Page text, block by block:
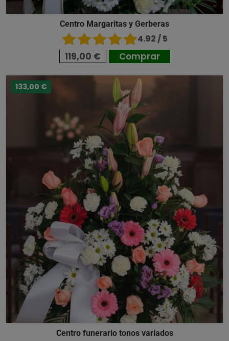
Centro Margaritas y Gerberas
4.92 / 5
119,00 € Comprar
133,00 €
Centro funerario tonos variados